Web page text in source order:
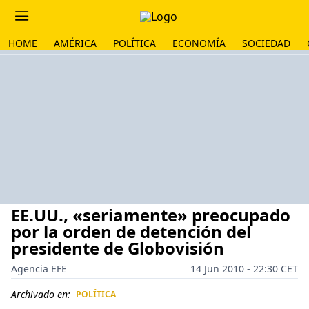
HOME AMÉRICA POLÍTICA ECONOMÍA SOCIEDAD
EE.UU., «seriamente» preocupado
por la orden de detención del
presidente de Globovisión
Agencia EFE
14 Jun 2010 - 22:30 CET
Archivado en: POLÍTICA